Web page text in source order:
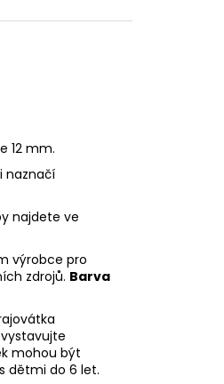
12 mm.
naznačí
najdete ve
výrobce pro
zdrojů. Barva
mohou být
dětmi do 6 let.